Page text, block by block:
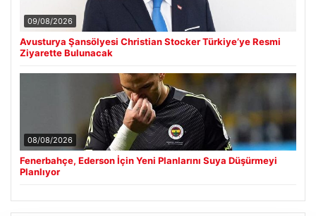
09/08/2026
Avusturya Şansölyesi Christian Stocker Türkiye’ye Resmi
Ziyarette Bulunacak
08/08/2026
Fenerbahçe, Ederson İçin Yeni Planlarını Suya Düşürmeyi
Planlıyor